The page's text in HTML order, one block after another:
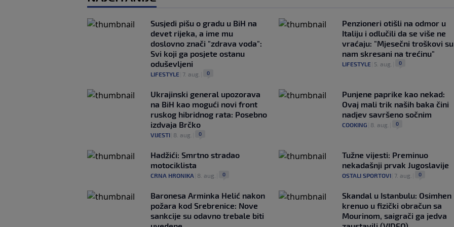
Susjedi pišu o gradu u BiH na
devet rijeka, a ime mu
doslovno znači "zdrava voda":
Svi koji ga posjete ostanu
oduševljeni
LIFESTYLE 7. aug. 0
Penzioneri otišli na odmor u
Italiju i odlučili da se više ne
vraćaju: "Mjesečni troškovi su
nam skresani na trećinu"
LIFESTYLE| 5. aug. 0
Ukrajinski general upozorava
na BiH kao mogući novi front
ruskog hibridnog rata: Posebno
izdvaja Brčko
VIJESTI 8. aug. 0
Punjene paprike kao nekad:
Ovaj mali trik naših baka čini
nadjev savršeno sočnim
COOKING 8. aug. 0
Hadžići: Smrtno stradao
motociklista
CRNA HRONIKA 8. aug. 0
Tužne vijesti: Preminuo
nekadašnji prvak Jugoslavije
OSTALI SPORTOVI| 7. aug. 0
Baronesa Arminka Helić nakon
požara kod Srebrenice: Nove
sankcije su odavno trebale biti
Skandal u Istanbulu: Osimhen
krenuo u fizički obračun sa
Mourinom, saigrači ga jedva